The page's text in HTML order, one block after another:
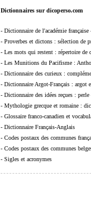
Dictionnaires sur dicoperso.com
- Dictionnaire de l'académie
- Proverbes et dictons : sélection de
- Les mots qui restent : répertoire de
- Les Munitions du Pacifisme :
- Dictionnaire des curieux :
- Dictionnaire Argot-Français : argot
- Dictionnaire des idées reçues : perle
- Mythologie grecque et romaine :
- Glossaire franco-canadien et
- Dictionnaire Français-Anglais
- Codes postaux des communes
- Codes postaux des communes
- Sigles et acronymes